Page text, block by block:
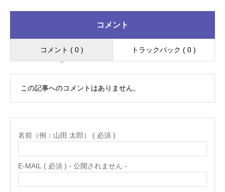
コメント
コメント ( 0 ) トラックバック ( 0 )
この記事へのコメントはありません。
名前（例：山田 太郎） ( 必須 )
E-MAIL ( 必須 ) - 公開されません -